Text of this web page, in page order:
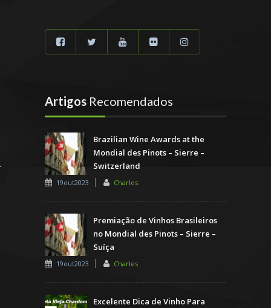
Artigos Recomendados
Brazilian Wine Awards at the
Mondial des Pinots – Sierre –
Switzerland
19out2023 Charles
Premiação de Vinhos Brasileiros
no Mondial des Pinots – Sierre –
Suíça
19out2023 Charles
Excelente Dica de Vinho Para